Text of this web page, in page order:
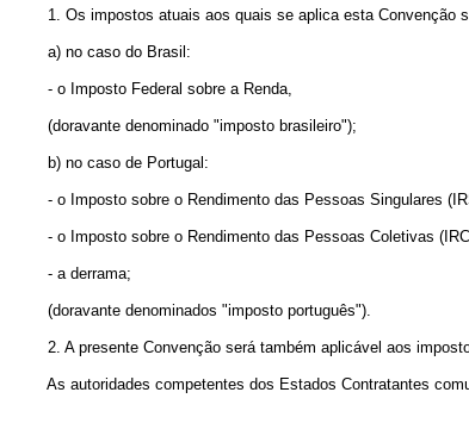
1. Os impostos atuais aos quais se aplica esta Convenção
a) no caso do Brasil:
- o Imposto Federal sobre a Renda,
(doravante denominado "imposto brasileiro");
b) no caso de Portugal:
- o Imposto sobre o Rendimento das Pessoas Singulares
- o Imposto sobre o Rendimento das Pessoas Coletivas
- a derrama;
(doravante denominados "imposto português").
2. A presente Convenção será também aplicável aos
As autoridades competentes dos Estados Contratantes